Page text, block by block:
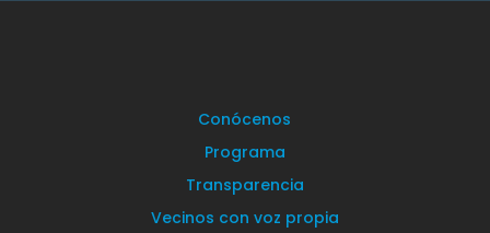
Conócenos
Programa
Transparencia
Vecinos con voz propia